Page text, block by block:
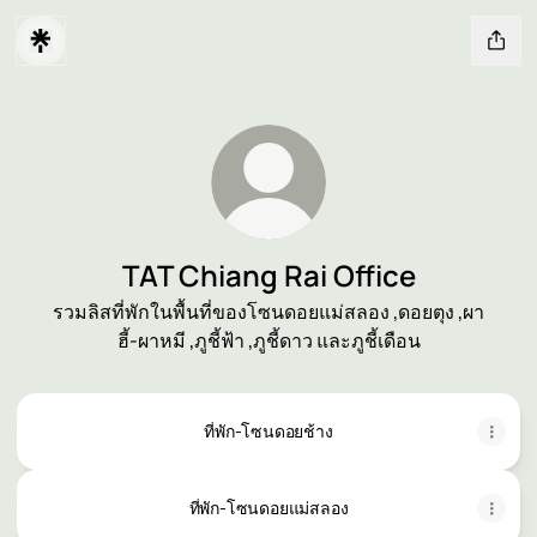
TAT Chiang Rai Office
รวมลิสที่พักในพื้นที่ของโซนดอยแม่สลอง ,ดอยตุง ,ผา
ฮี้-ผาหมี ,ภูชี้ฟ้า ,ภูชี้ดาว และภูชี้เดือน
ที่พัก-โซนดอยช้าง
ที่พัก-โซนดอยแม่สลอง